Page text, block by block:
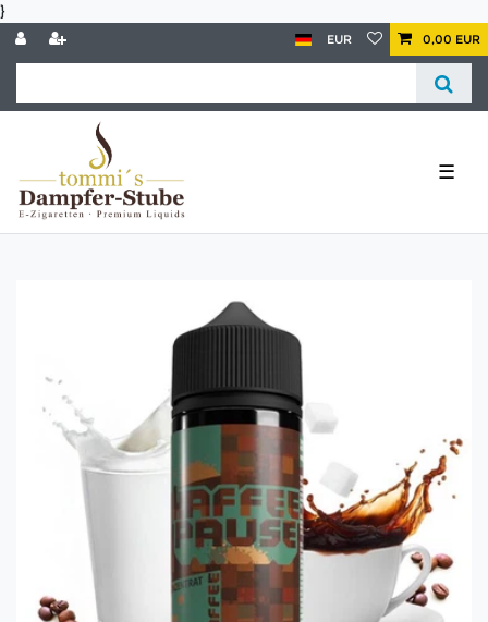
}
EUR 0,00 EUR
☰